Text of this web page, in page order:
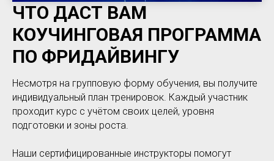
ЧТО ДАСТ ВАМ
КОУЧИНГОВАЯ ПРОГРАММА
ПО ФРИДАЙВИНГУ
Несмотря на групповую форму обучения, вы получите
индивидуальный план тренировок. Каждый участник
проходит курс с учётом своих целей, уровня
подготовки и зоны роста.
Наши сертифицированные инструкторы помогут